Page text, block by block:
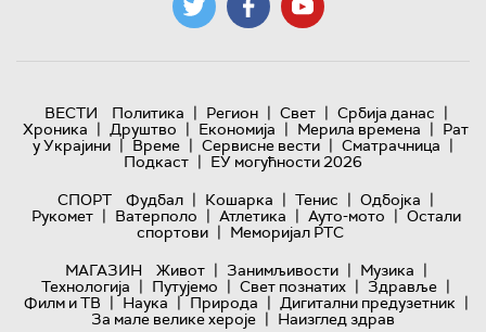
ВЕСТИ Политика | Регион | Свет | Србија данас |
Хроника | Друштво | Економија | Мерила времена | Рат
у Украјини | Време | Сервисне вести | Сматрачница |
Подкаст | ЕУ могућности 2026
СПОРТ
Фудбал | Кошарка | Тенис | Одбојка |
Рукомет | Ватерполо | Атлетика | Ауто-мото | Остали
спортови | Меморијал РТС
МАГАЗИН
Живот | Занимљивости | Музика |
Технологијa | Путујемо | Свет познатих | Здравље |
Филм и ТВ | Наука | Природа | Дигитални предузетник |
За мале велике хероје | Наизглед здрав